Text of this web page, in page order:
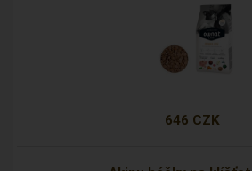
646 CZK